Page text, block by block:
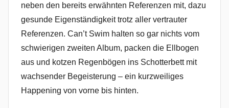
neben den bereits erwähnten Referenzen mit, dazu
gesunde Eigenständigkeit trotz aller vertrauter
Referenzen. Can’t Swim halten so gar nichts vom
schwierigen zweiten Album, packen die Ellbogen
aus und kotzen Regenbögen ins Schotterbett mit
wachsender Begeisterung – ein kurzweiliges
Happening von vorne bis hinten.